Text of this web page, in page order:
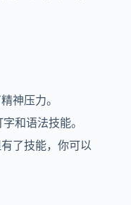
神压力。
和语法技能。
了技能，你可以